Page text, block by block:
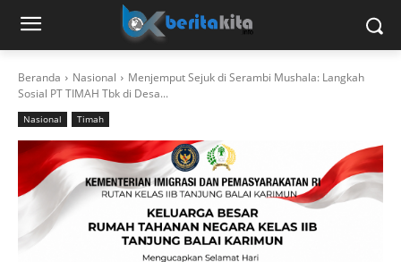
Beranda Nasional
Menjemput Sejuk di Serambi Mushala: Langkah
Sosial PT TIMAH Tbk di Desa...
Nasional Timah